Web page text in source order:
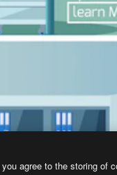
agree to the storing of